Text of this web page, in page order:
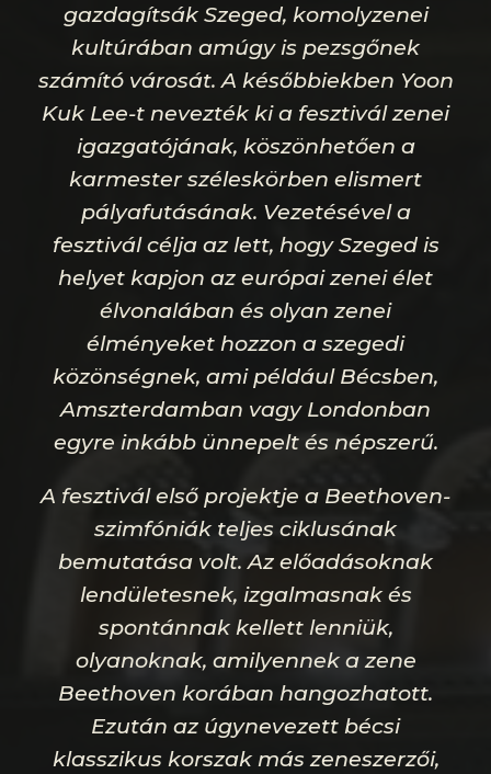
gazdagítsák Szeged, komolyzenei
kultúrában amúgy is pezsgőnek
számító városát. A későbbiekben Yoon
Kuk Lee-t nevezték ki a fesztivál zenei
igazgatójának, köszönhetően a
karmester széleskörben elismert
pályafutásának. Vezetésével a
fesztivál célja az lett, hogy Szeged is
helyet kapjon az európai zenei élet
élvonalában és olyan zenei
élményeket hozzon a szegedi
közönségnek, ami például Bécsben,
Amszterdamban vagy Londonban
egyre inkább ünnepelt és népszerű.
A fesztivál első projektje a Beethoven-
szimfóniák teljes ciklusának
bemutatása volt. Az előadásoknak
lendületesnek, izgalmasnak és
spontánnak kellett lenniük,
olyanoknak, amilyennek a zene
Beethoven korában hangozhatott.
Ezután az úgynevezett bécsi
klasszikus korszak más zeneszerzői,